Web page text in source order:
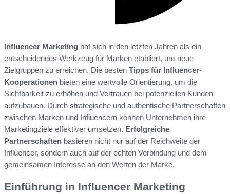
Influencer Marketing hat sich in den letzten Jahren als ein
entscheidendes Werkzeug für Marken etabliert, um neue
Zielgruppen zu erreichen. Die besten Tipps für Influencer-
Kooperationen bieten eine wertvolle Orientierung, um die
Sichtbarkeit zu erhöhen und Vertrauen bei potenziellen Kunden
aufzubauen. Durch strategische und authentische Partnerschaften
zwischen Marken und Influencern können Unternehmen ihre
Marketingziele effektiver umsetzen. Erfolgreiche
Partnerschaften basieren nicht nur auf der Reichweite der
Influencer, sondern auch auf der echten Verbindung und dem
gemeinsamen Interesse an den Werten der Marke.
Einführung in Influencer Marketing